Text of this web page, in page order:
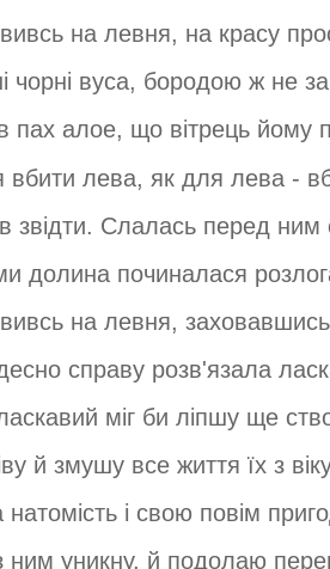
на левня, на красу
чорні вуса, бородою ж не
пах алое, що вітрець йому
вбити лева, як для лева -
звідти. Слалась перед ним
долина починалася
на левня,
справу розв'язала
міг би ліпшу ще
й змушу все життя їх з
натомість і свою повім
ним уникну, й подолаю